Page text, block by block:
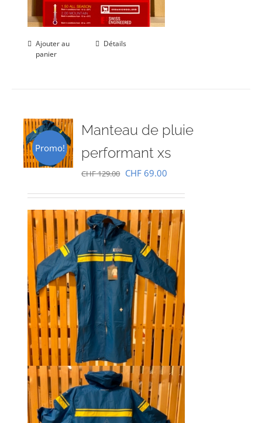
Ajouter au
panier
Détails
Promo!
Manteau de pluie
performant xs
CHF129.00 Le
initial
était :
CHF 129.00.
CHF 69.00
actuel
est :
CHF 69.00.